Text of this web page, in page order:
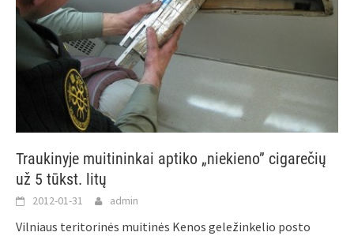
Traukinyje muitininkai aptiko „niekieno” cigarečių
už 5 tūkst. litų
2012-01-31 admin
Vilniaus teritorinės muitinės Kenos geležinkelio posto